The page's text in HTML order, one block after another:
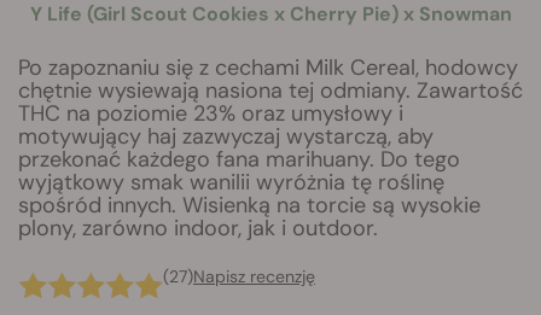
Y Life (Girl Scout Cookies x Cherry Pie) x Snowman
Po zapoznaniu się z cechami Milk Cereal, hodowcy
chętnie wysiewają nasiona tej odmiany. Zawartość
THC na poziomie 23% oraz umysłowy i
motywujący haj zazwyczaj wystarczą, aby
przekonać każdego fana marihuany. Do tego
wyjątkowy smak wanilii wyróżnia tę roślinę
spośród innych. Wisienką na torcie są wysokie
plony, zarówno indoor, jak i outdoor.
(27)Napisz recenzję